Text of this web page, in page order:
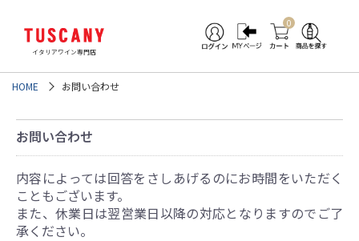
イタリアワイン専門店
0
HOME お問い合わせ
お問い合わせ
内容によっては回答をさしあげるのにお時間をいただく
こともございます。
また、休業日は翌営業日以降の対応となりますのでご了
承ください。